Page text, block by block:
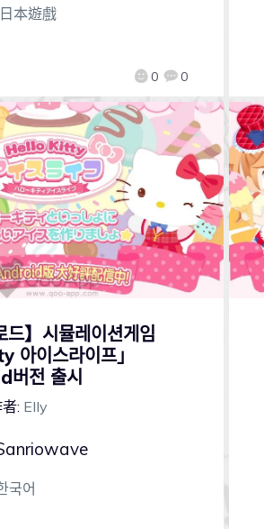
0 0
日本遊戲
드】시뮬레이션게임
아이스라이프」
전 출시
: Elly
국어